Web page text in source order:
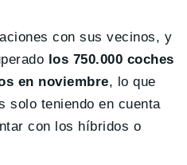
con sus vecinos, y
los 750.000 coches
en noviembre, lo que
solo teniendo en cuenta
con los híbridos o